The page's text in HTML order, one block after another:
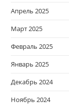
Апрель 2025
Март 2025
Февраль 2025
Январь 2025
Декабрь 2024
Ноябрь 2024